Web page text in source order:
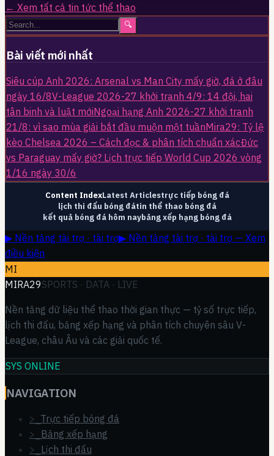
← Xem tất cả tin tức thể thao
🔍
Bài viết mới nhất
Siêu cúp Anh 2026: Arsenal vs Man City mấy giờ, đá ở đâu
ngày 16/8V-League 2026-27 khởi tranh 4/9: 14 đội, hai
tân binh và luật mớiNgoại hạng Anh 2026-27 khởi tranh
21/8: vì sao mùa giải bắt đầu muộn một tuầnMira29: Tỷ lệ
kèo Chelsea 2026 – Cách đọc & phân tích chuẩn xácĐức
vs Paraguay mấy giờ? Lịch trực tiếp World Cup 2026 vòng
1/16 ngày 30/6
Content IndexLatest Articlestrực tiếp bóng đá
lịch thi đấu bóng đátin thể thao bóng đá
kết quả bóng đá hôm naybảng xếp hạng bóng đá
▶ Nền tảng tài trợ · tài trợ▶ Nền tảng tài trợ · tài trợ — Xem
điều kiện
MI
MIRA29SPORTS · DATA · LIVE
Nền tảng dữ liệu thể thao thời gian thực — tỷ số trực tiếp,
lịch thi đấu, bảng xếp hạng và phân tích chuyên sâu V-
League, châu Âu và các giải quốc tế.
SYS ONLINE
NAVIGATION
>_ Trực tiếp bóng đá
>_ Bảng xếp hạng
>_ Lịch thi đấu